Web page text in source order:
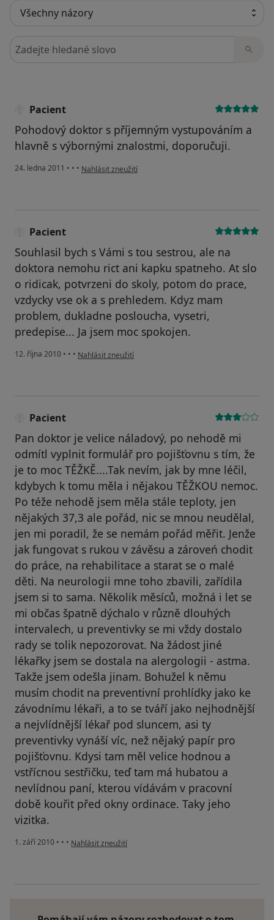
Hledejte v názorech
Pacient
Pohodový doktor s příjemným vystupováním a
hlavně s výbornými znalostmi, doporučuji.
24. ledna 2011 • • • podle názoru uživatele Pacient
Nahlásit zneužití
Pacient
Souhlasil bych s Vámi s tou sestrou, ale na
doktora nemohu rict ani kapku spatneho. At slo
o ridicak, potvrzeni do skoly, potom do prace,
vzdycky vse ok a s prehledem. Kdyz mam
problem, dukladne posloucha, vysetri,
predepise... Ja jsem moc spokojen.
12. října 2010 • • • podle názoru uživatele Pacient
Nahlásit zneužití
Pacient
Pan doktor je velice náladový, po nehodě mi
odmítl vyplnit formulář pro pojišťovnu s tím, že
je to moc TĚŽKĚ....Tak nevím, jak by mne léčil,
kdybych k tomu měla i nějakou TĚŽKOU nemoc.
Po téže nehodě jsem měla stále teploty, jen
nějakých 37,3 ale pořád, nic se mnou neudělal,
jen mi poradil, že se nemám pořád měřit. Jenže
jak fungovat s rukou v závěsu a zároveń chodit
do práce, na rehabilitace a starat se o malé
děti. Na neurologii mne toho zbavili, zařídila
jsem si to sama. Několik měsíců, možná i let se
mi občas špatně dýchalo v různě dlouhých
intervalech, u preventivky se mi vždy dostalo
rady se tolik nepozorovat. Na žádost jiné
lékařky jsem se dostala na alergologii - astma.
Takže jsem odešla jinam. Bohužel k němu
musím chodit na preventivní prohlídky jako ke
závodnímu lékaři, a to se tváří jako nejhodnější
a nejvlídnější lékař pod sluncem, asi ty
preventivky vynáší víc, než nějaký papír pro
pojišťovnu. Kdysi tam měl velice hodnou a
vstřícnou sestřičku, teď tam má hubatou a
nevlídnou paní, kterou vídávám v pracovní
době kouřit před okny ordinace. Taky jeho
vizitka.
1. září 2010 • • • podle názoru uživatele Pacient
Nahlásit zneužití